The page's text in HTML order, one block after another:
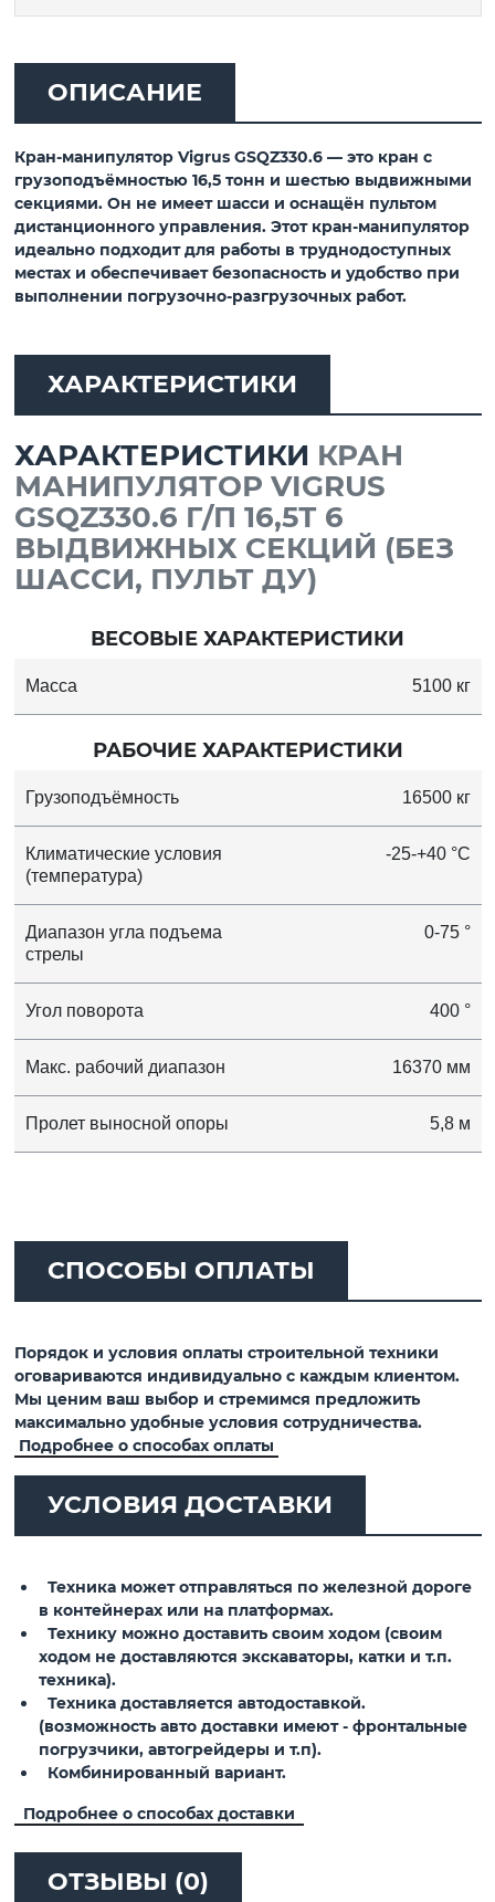
ОПИСАНИЕ
Кран-манипулятор Vigrus GSQZ330.6 — это кран с
грузоподъёмностью 16,5 тонн и шестью выдвижными
секциями. Он не имеет шасси и оснащён пультом
дистанционного управления. Этот кран-манипулятор
идеально подходит для работы в труднодоступных
местах и обеспечивает безопасность и удобство при
выполнении погрузочно-разгрузочных работ.
ХАРАКТЕРИСТИКИ
ХАРАКТЕРИСТИКИ КРАН
МАНИПУЛЯТОР VIGRUS
GSQZ330.6 Г/П 16,5Т 6
ВЫДВИЖНЫХ СЕКЦИЙ (БЕЗ
ШАССИ, ПУЛЬТ ДУ)
ВЕСОВЫЕ ХАРАКТЕРИСТИКИ
Масса 5100 кг
РАБОЧИЕ ХАРАКТЕРИСТИКИ
Грузоподъёмность 16500 кг
Климатические условия
(температура)
-25-+40 °C
Диапазон угла подъема
стрелы
0-75 °
Угол поворота 400 °
Макс. рабочий диапазон 16370 мм
Пролет выносной опоры 5,8 м
СПОСОБЫ ОПЛАТЫ
Порядок и условия оплаты строительной техники
оговариваются индивидуально с каждым клиентом.
Мы ценим ваш выбор и стремимся предложить
максимально удобные условия сотрудничества.
Подробнее о способах оплаты
УСЛОВИЯ ДОСТАВКИ
Техника может отправляться по железной дороге
в контейнерах или на платформах.
Технику можно доставить своим ходом (своим
ходом не доставляются экскаваторы, катки и т.п.
техника).
Техника доставляется автодоставкой.
(возможность авто доставки имеют - фронтальные
погрузчики, автогрейдеры и т.п).
Комбинированный вариант.
Подробнее о способах доставки
ОТЗЫВЫ (0)